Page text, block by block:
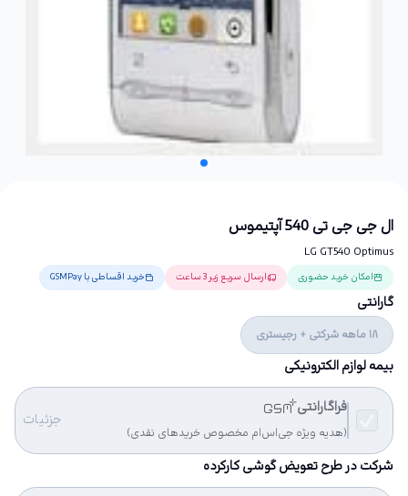
ال جی جی تی 540 آپتیموس
LG GT540 Optimus
امکان خرید حضوری ارسال سریع زیر 3 ساعت خرید اقساطی با GSMPay
گارانتی
18 ماهه شرکتی + رجیستری
بیمه لوازم الکترونیکی
فراگارانتی
(هدیه ویژه جی‌اس‌ام مخصوص خریدهای نقدی)
جزئیات
شرکت در طرح تعویض گوشی کارکرده